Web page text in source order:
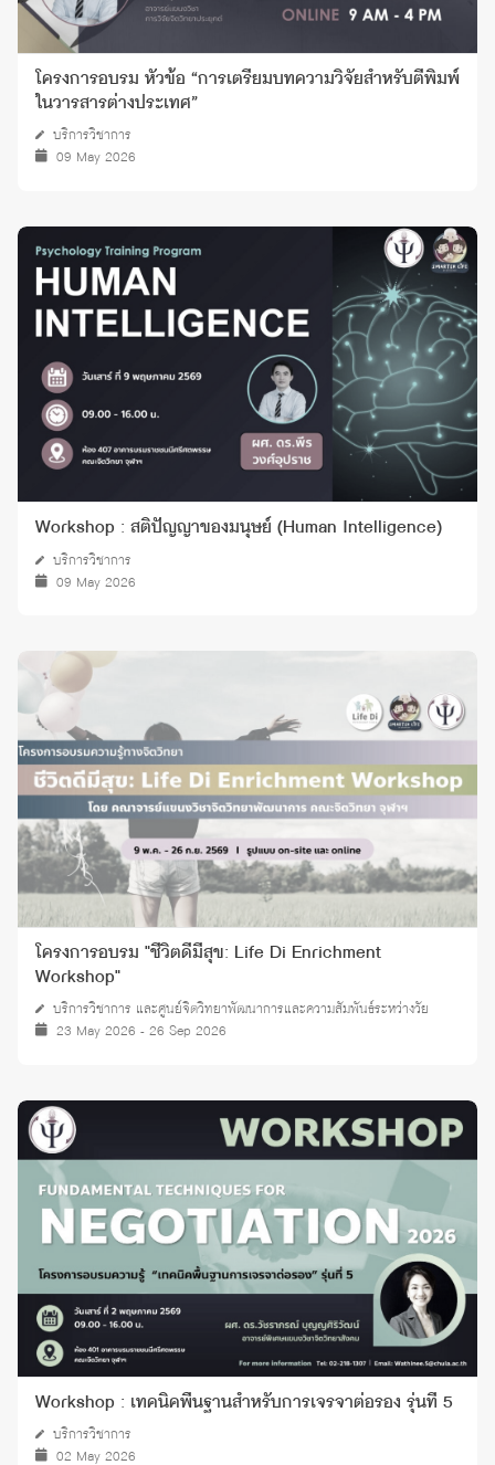
โครงการอบรม หัวข้อ “การเตรียมบทความวิจัยสำหรับตีพิมพ์
ในวารสารต่างประเทศ”
บริการวิชาการ
09 May 2026
Workshop : สติปัญญาของมนุษย์ (Human Intelligence)
บริการวิชาการ
09 May 2026
โครงการอบรม "ชีวิตดีมีสุข: Life Di Enrichment
Workshop"
บริการวิชาการ และศูนย์จิตวิทยาพัฒนาการและความสัมพันธ์ระหว่างวัย
23 May 2026 - 26 Sep 2026
Workshop : เทคนิคพื้นฐานสำหรับการเจรจาต่อรอง รุ่นที่ 5
บริการวิชาการ
02 May 2026